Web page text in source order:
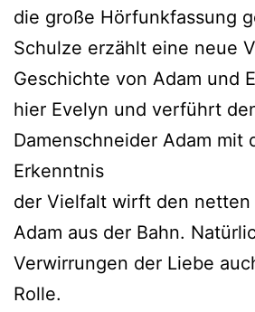
die große Hörfunkfassung
Schulze erzählt eine neue
Geschichte von Adam und
hier Evelyn und verführt
Damenschneider Adam mit
Erkenntnis
der Vielfalt wirft den netten
Adam aus der Bahn.
Verwirrungen der Liebe
Rolle.